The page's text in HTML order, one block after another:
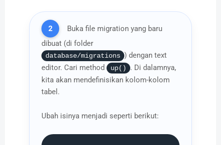
2
Buka file migration yang baru
dibuat (di folder
database/migrations ) dengan text
editor. Cari method up()
. Di dalamnya,
kita akan mendefinisikan kolom-kolom
tabel.
Ubah isinya menjadi seperti berikut: